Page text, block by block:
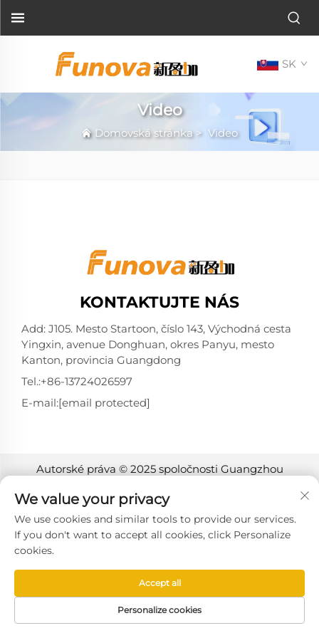
SK
Video
Domovská stránka> Video
KONTAKTUJTE NÁS
Add: J105. Mesto Startoon, číslo 143, Východná cesta
Yingxin, avenue Donghuan, okres Panyu, mesto
Kanton, provincia Guangdong
Tel.:+86-13724026597
E-mail:[email protected]
Autorské práva © 2025 spoločnosti Guangzhou
osobných údajov
We value your privacy
We use cookies and similar tools to provide our services.
If you don't want to accept all cookies, click Personalize
cookies.
Personalize cookies
Accept all